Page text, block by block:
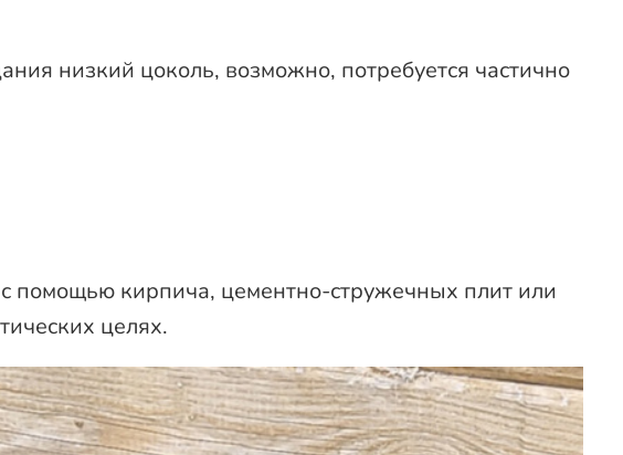
низкий цоколь, возможно, потребуется частично
помощью кирпича, цементно-стружечных плит или
целях.